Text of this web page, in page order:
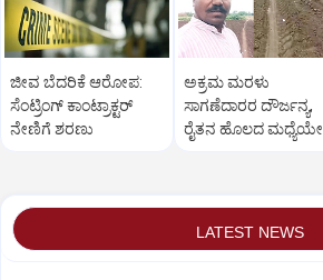
ಜೀವ ಬೆದರಿಕೆ ಆರೋಪ:
ಸೆಂಟ್ರಿಂಗ್ ಕಾಂಟ್ರಾಕ್ಟರ್
ನೇಣಿಗೆ ಶರಣು
ಅಕ್ರಮ ಮರಳು
ಸಾಗಣೆದಾರರ ದೌರ್ಜನ್ಯ,
ರೈತನ ಹೊಲದ ಮಧ್ಯೆಯೇ
LATEST NEWS